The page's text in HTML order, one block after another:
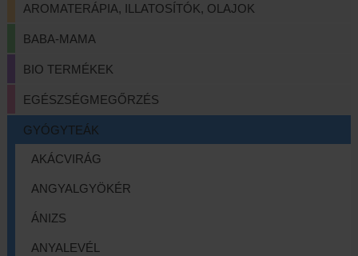
AROMATERÁPIA, ILLATOSÍTÓK, OLAJOK
BABA-MAMA
BIO TERMÉKEK
EGÉSZSÉGMEGŐRZÉS
GYÓGYTEÁK
AKÁCVIRÁG
ANGYALGYÖKÉR
ÁNIZS
ANYALEVÉL